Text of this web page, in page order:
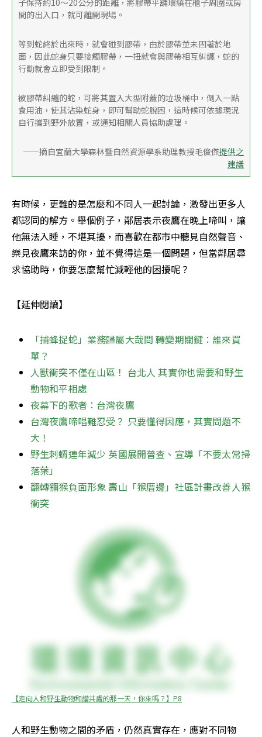
間的出入口，就可離開現場。
等到蛇終於出來時，就會碰到膠帶，由於膠帶並未固著於地
面，因此蛇身只要接觸膠帶，一扭就會與膠帶相互糾纏，蛇的
行動就會立即受到限制。
被膠帶糾纏的蛇，可將其置入大型附蓋的垃圾桶中，倒入一點
食用油，使其沾染蛇身，即可幫助蛇脫困，這時候可依據現況
自行攜到野外放置，或通知相關人員協助處理。
——摘自宜蘭大學森林暨自然資源學系助理教授毛俊傑提供之
建議
有時候，更難的是怎麼和不同人一起討論，激發出更多人
都認同的解方。舉個例子，鄰居表示夜鷹在晚上啼叫，讓
他無法入睡，不堪其擾，而喜歡在都市中聽見自然聲音、
樂見夜鷹來訪的你，並不覺得這是一個問題，但當鄰居尋
求協助時，你要怎麼幫忙減輕他的困擾呢？
【延伸閱讀】
「捕蜂捉蛇」業務歸屬大哉問 轉變期關鍵：誰來買
單？
人獸衝突不僅在山區！ 台北人 其實你也需要和野生
動物和平相處
夜幕下的歌者：台灣夜鷹
台灣夜鷹啼唱難忍受？ 只要懂得因應，其實問題不
大！
野生刺蝟連年減少 英國展開普查、宣導「不要太常掃
落葉」
翻轉獼猴負面形象 壽山「猴厝邊」社區計畫改善人猴
衝突
【走向人和野生動物和諧共處的那一天，你來嗎？】P8
人和野生動物之間的矛盾，仍然真實存在，應對不同物